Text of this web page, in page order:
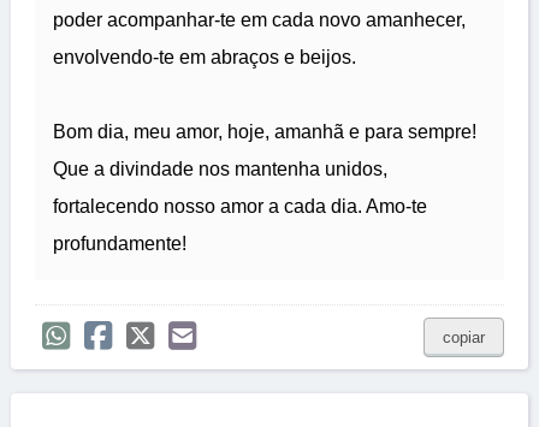
poder acompanhar-te em cada novo amanhecer,
envolvendo-te em abraços e beijos.
Bom dia, meu amor, hoje, amanhã e para sempre!
Que a divindade nos mantenha unidos,
fortalecendo nosso amor a cada dia. Amo-te
profundamente!
copiar